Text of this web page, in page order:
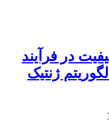
در فرآیند
ژنتیک